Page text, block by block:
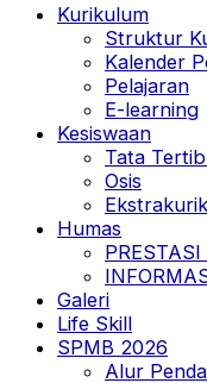
Kurikulum
Struktur
Kalender
Pelajaran
E-learning
Kesiswaan
Tata
Osis
Humas
Galeri
Life Skill
SPMB 2026
Alur